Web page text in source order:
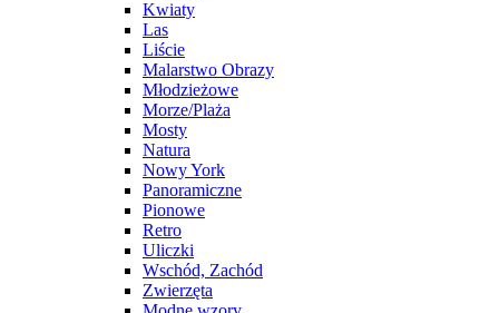
Kwiaty
Las
Liście
Malarstwo Obrazy
Młodzieżowe
Morze/Plaża
Mosty
Natura
Nowy York
Panoramiczne
Pionowe
Retro
Uliczki
Wschód, Zachód
Zwierzęta